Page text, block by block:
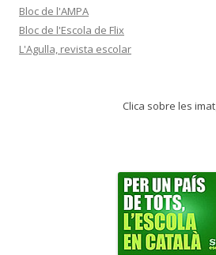
Bloc de l'AMPA
Bloc de l'Escola de Flix
L'Agulla, revista escolar
Clica sobre les